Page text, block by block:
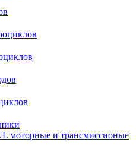
моторные и трансмиссионые